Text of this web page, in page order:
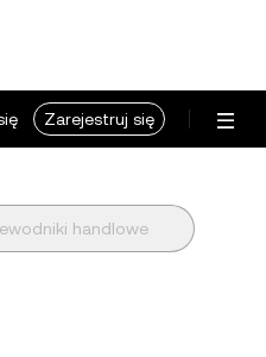
Zarejestruj się